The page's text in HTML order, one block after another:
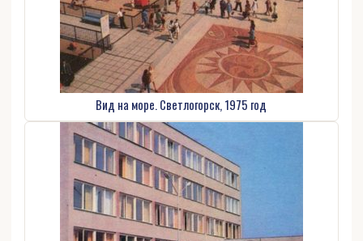
Вид на море. Светлогорск, 1975 год